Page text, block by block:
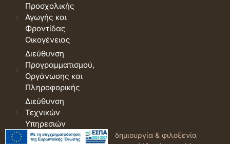
Προσχολικής
Αγωγής και
Φροντίδας
Οικογένειας
Διεύθυνση
Προγραμματισμού,
Οργάνωσης και
Πληροφορικής
Διεύθυνση
Τεχνικών
Υπηρεσιών
© 2026 Δήμος Δράμας. Όροι
δημιουργία & φιλοξενία